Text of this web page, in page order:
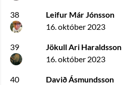
38
Leifur Már Jónsson
16. október 2023
39
Jökull Ari Haraldsson
16. október 2023
40
Davið Ásmundsson